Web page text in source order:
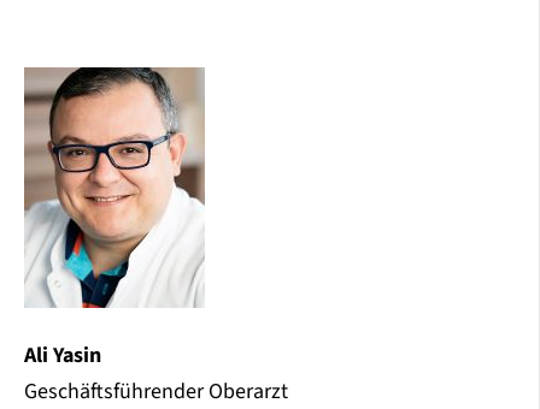
Ali Yasin
Geschäftsführender Oberarzt